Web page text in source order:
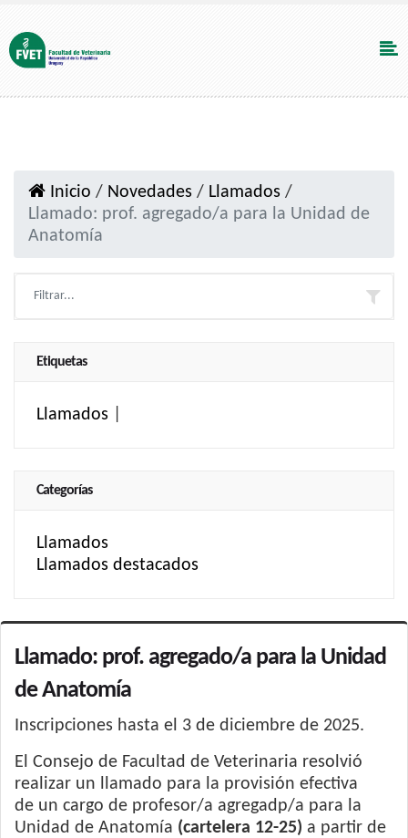
Inicio / Novedades / Llamados /
Llamado: prof. agregado/a para la Unidad de
Anatomía
Etiquetas
Llamados
Categorías
Llamados
Llamados destacados
Llamado: prof. agregado/a para la Unidad
de Anatomía
Inscripciones hasta el 3 de diciembre de 2025.
El Consejo de Facultad de Veterinaria resolvió
realizar un llamado para la provisión efectiva
de un cargo de profesor/a agregadp/a para la
Unidad de Anatomía (cartelera 12-25) a partir de